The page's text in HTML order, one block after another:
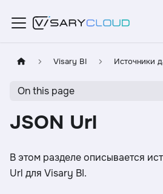
Visary BI Источники
On this page
JSON Url
В этом разделе описывается
Url для Visary BI.